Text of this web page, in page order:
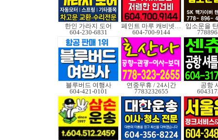
한인 가라지 도어
604-230-6831
페인트 마루 캐비넷코팅
604-700-9144
입소문을
블루버드 여행사
604-421-0101
연중무휴 / 24시간
7783232655
공항